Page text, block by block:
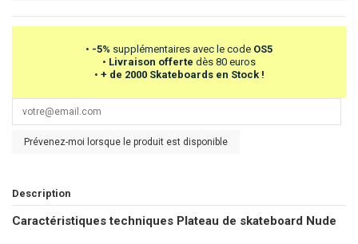
• -5% supplémentaires avec le code OS5
• Livraison offerte dès 80 euros
• + de 2000 Skateboards en Stock !
Prévenez-moi lorsque le produit est disponible
Description
Caractéristiques techniques Plateau de skateboard Nude